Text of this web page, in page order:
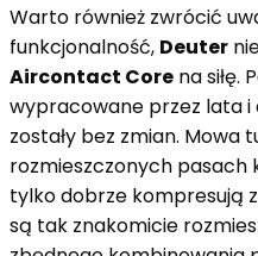
Warto również zwrócić
funkcjonalność, Deuter
Aircontact Core na siłę.
wypracowane przez lata i
zostały bez zmian. Mowa
rozmieszczonych
tylko dobrze kompresują
są tak znakomicie